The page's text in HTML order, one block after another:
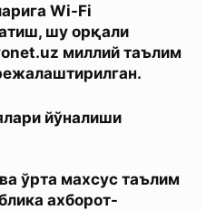
Wi-Fi
шу орқали
миллий таълим
йўналиши
ўрта махсус таълим
ахборот-